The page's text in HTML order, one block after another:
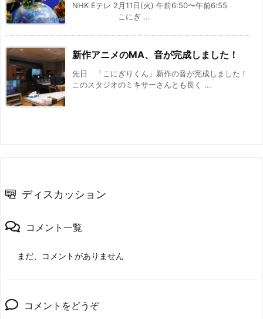
NHK Eテレ 2月11日(火) 午前6:50〜午前6:55
こにぎ ...
新作アニメのMA、音が完成しました！
先日 「こにぎりくん」新作の音が完成しました！
このスタジオのミキサーさんとも長く ...
ディスカッション
コメント一覧
まだ、コメントがありません
コメントをどうぞ